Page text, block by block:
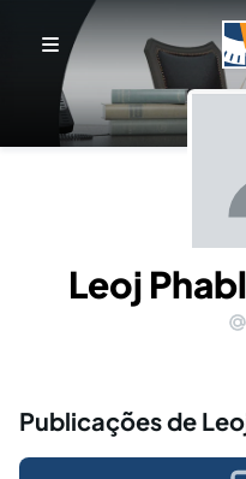
Leoj
Publicações de